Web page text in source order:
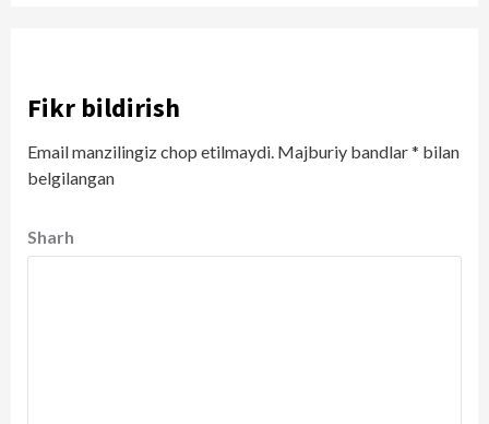
Fikr bildirish
Email manzilingiz chop etilmaydi. Majburiy bandlar* bilan
belgilangan
Sharh